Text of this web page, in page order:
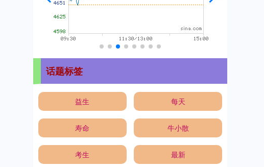
话题标签
益生 每天
寿命 牛小散
考生 最新